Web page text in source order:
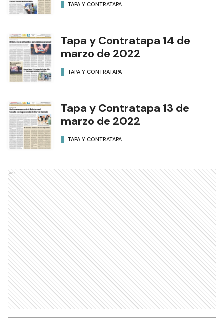
TAPA Y CONTRATAPA
Tapa y Contratapa 14 de
marzo de 2022
TAPA Y CONTRATAPA
Tapa y Contratapa 13 de
marzo de 2022
TAPA Y CONTRATAPA
Ads